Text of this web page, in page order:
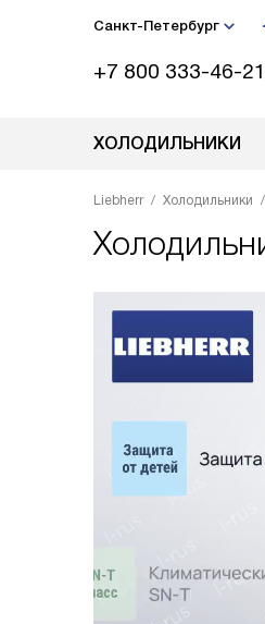
Санкт-Петербург
+7 800 333-46-21
ХОЛОДИЛЬНИКИ
Liebherr Холодильники